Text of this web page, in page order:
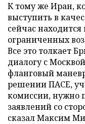
К тому же Иран,
выступить в
сейчас
ограниченных
Все это толкает
диалогу с
фланговый
решении ПАСЕ,
комиссии, нужно
заявлений со
сказал Максим